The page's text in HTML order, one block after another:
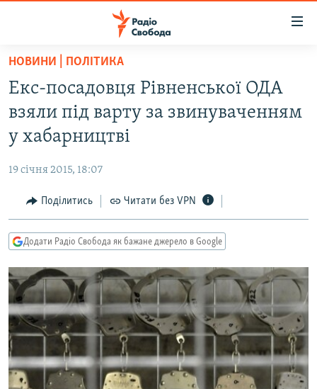
Перейти
основного
матеріалу
Перейти
до
основної
Перейти
до
пошуку
СТАТТІ
ЕКОНОМІКА
СУСПІЛЬСТВО
УКРАЇНА
СВІТ
РОСІЙСЬКА «ФІЛЬТРАЦІЯ»
ДОНБАС.РЕАЛІЇ
ТИ ЯК?
СХЕМИ
КИТАЙ.ВИКЛИКИ
МУЛЬТИМЕДІА
ФОТО
СПЕЦПРОЄКТИ
НОВИНИ | ПОЛІТИКА
Екс-посадовця Рівненської ОДА
взяли під варту за звинуваченням
у хабарництві
19 січня 2015, 18:07
Поділитись Читати без VPN
Додати Радіо Свобода як бажане джерело в Google